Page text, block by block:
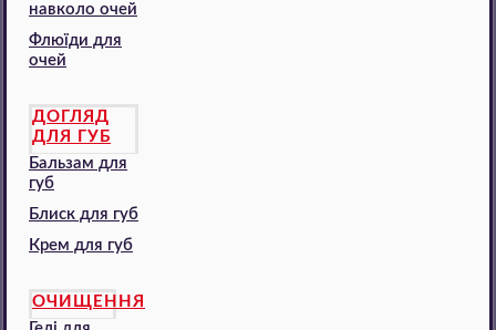
навколо очей
Флюїди для
очей
ДОГЛЯД
ДЛЯ ГУБ
Бальзам для
губ
Блиск для губ
Крем для губ
ОЧИЩЕННЯ